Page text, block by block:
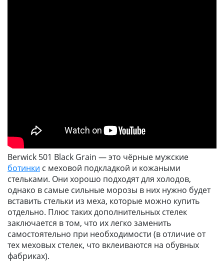
Berwick 501 Black Grain — это чёрные мужские
ботинки с меховой подкладкой и кожаными
стельками. Они хорошо подходят для холодов,
однако в самые сильные морозы в них нужно будет
вставить стельки из меха, которые можно купить
отдельно. Плюс таких дополнительных стелек
заключается в том, что их легко заменить
самостоятельно при необходимости (в отличие от
тех меховых стелек, что вклеиваются на обувных
фабриках).